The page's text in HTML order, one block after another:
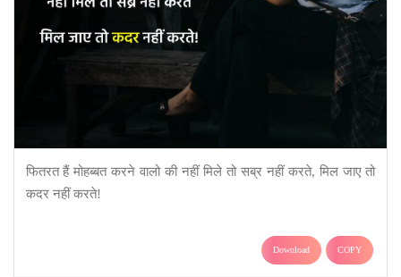
फितरत हैं मोहब्बत करने वालो की नहीं मिले तो सब्र नहीं करते, मिल जाए तो
कदर नहीं करते!
Download COPY